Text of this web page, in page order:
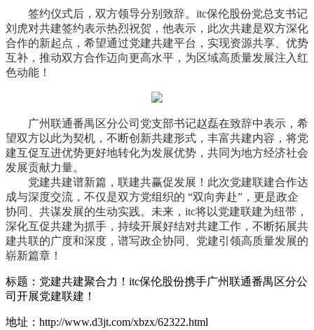
签约仪式后，双方领导分别致辞。itc保伦股份党总支书记
刘虎对共建签约表示热烈祝贺，他表示，此次共建是双方深化
合作的新起点，希望通过党建共建平台，实现资源共享、优势
互补，推动双方合作迈向更高水平，为区域高质量发展注入红
色动能！
广州联通番禺区分公司党支部书记赵磊在致辞中表示，希
望双方以此为契机，不断创新共建形式，丰富共建内容，将党
建互促互进优势更好地转化为发展优势，共同为地方经济社会
发展贡献力量。
党建共建谱新篇，联建共赢促发展！此次党建联建合作达
成与深度交流，不仅是双方党组织的 “双向奔赴”，更是政企
协同、共谋发展的生动实践。未来，itc将以党建联建为纽带，
深化互促共建为抓手，持续开展好结对共建工作，不断拓展共
建共联的广度和深度，谱写政企协同、党建引领高质量发展的
崭新篇章！
标题：党建共建聚合力！itc保伦股份携手广州联通番禺区分公
司开展党建联建！
地址：http://www.d3jt.com/xbzx/62322.html